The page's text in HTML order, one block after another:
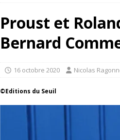
Proust et
Bernard
16 octobre 2020 Nicolas
©Editions du Seuil